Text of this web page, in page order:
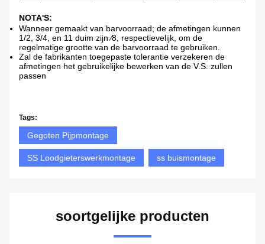
NOTA'S:
Wanneer gemaakt van barvoorraad; de afmetingen kunnen
1/2, 3/4, en 11 duim zijn ∕8, respectievelijk, om de
regelmatige grootte van de barvoorraad te gebruiken.
Zal de fabrikanten toegepaste tolerantie verzekeren de
afmetingen het gebruikelijke bewerken van de V.S. zullen
passen
Tags:
Gegoten Pijpmontage
SS Loodgieterswerkmontage ss buismontage
soortgelijke producten